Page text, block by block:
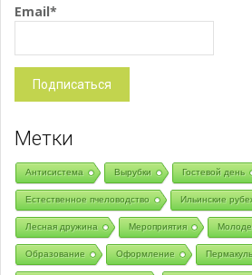
Email*
Метки
Антисистема Вырубки Гостевой день
Естественное пчеловодство Ильинские
Лесная дружина Мероприятия
Образование Оформление